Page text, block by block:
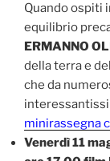
Quando ospiti
equilibrio
ERMANNO
della terra e
che da
minirassegna
Venerdì 11